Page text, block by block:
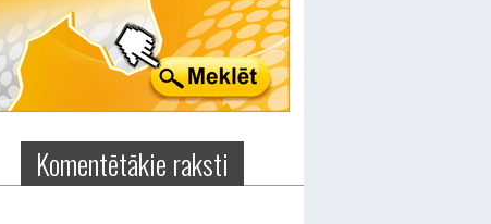
Komentētākie raksti